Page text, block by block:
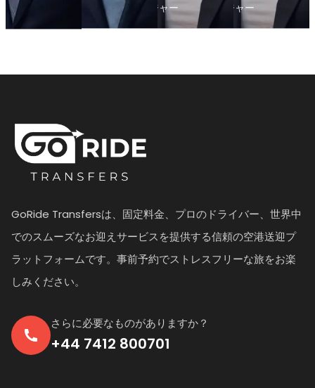
管理マネージャー管理マネージャー
GoRide Transfersは、固定料金、プロのドライバー、世界中
でのスムーズなお迎えサービスを提供する信頼の空港送迎プ
ラットフォームです。事前予約でストレスフリーな旅をお楽
しみください。
さらに必要なものがありますか？
+44 7412 800701